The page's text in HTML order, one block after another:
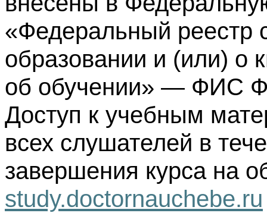
«Федеральный реестр
образовании и (или) о
об обучении» — ФИС
Доступ к учебным
всех слушателей в
завершения курса на
study.doctornauchebe.ru